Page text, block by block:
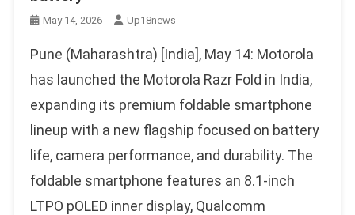
May 14, 2026 Up18news
Pune (Maharashtra) [India], May 14: Motorola
has launched the Motorola Razr Fold in India,
expanding its premium foldable smartphone
lineup with a new flagship focused on battery
life, camera performance, and durability. The
foldable smartphone features an 8.1-inch
LTPO pOLED inner display, Qualcomm